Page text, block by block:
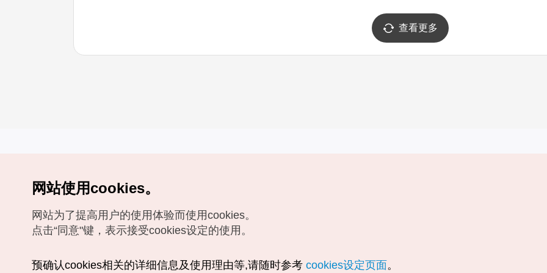
查看更多
数字图书 / 电子书
如有相关疑问或建议，欢迎来信。VISITKOREA官方邮箱
chnsim@knto.or.kr
网站使用cookies。
网站为了提高用户的使用体验而使用cookies。
点击“同意"键，表示接受cookies设定的使用。
预确认cookies相关的详细信息及使用理由等,请随时参考 cookies设定页面。